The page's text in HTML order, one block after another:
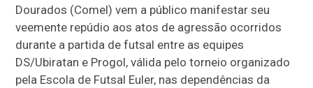
Dourados (Comel) vem a público manifestar seu
veemente repúdio aos atos de agressão ocorridos
durante a partida de futsal entre as equipes
DS/Ubiratan e Progol, válida pelo torneio organizado
pela Escola de Futsal Euler, nas dependências da